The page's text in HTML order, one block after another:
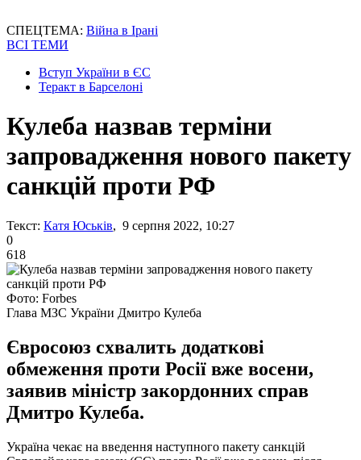
СПЕЦТЕМА: Війна в Ірані
ВСІ ТЕМИ
Вступ України в ЄС
Теракт в Барселоні
Кулеба назвав терміни
запровадження нового пакету
санкцій проти РФ
Текст: Катя Юськів, 9 серпня 2022, 10:27
0
618
Фото: Forbes
Глава МЗС України Дмитро Кулеба
Євросоюз схвалить додаткові
обмеження проти Росії вже восени,
заявив міністр закордонних справ
Дмитро Кулеба.
Україна чекає на введення наступного пакету санкцій